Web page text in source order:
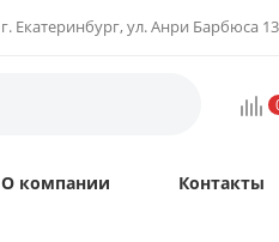
г. Екатеринбург, ул. Анри Барбюса 13
О компании Контакты